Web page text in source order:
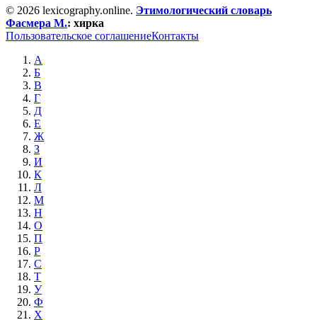
© 2026 lexicography.online. Этимологический словарь
Фасмера М.: хирка
Пользовательское соглашениеКонтакты
А
Б
В
Г
Д
Е
Ж
З
И
К
Л
М
Н
О
П
Р
С
Т
У
Ф
Х